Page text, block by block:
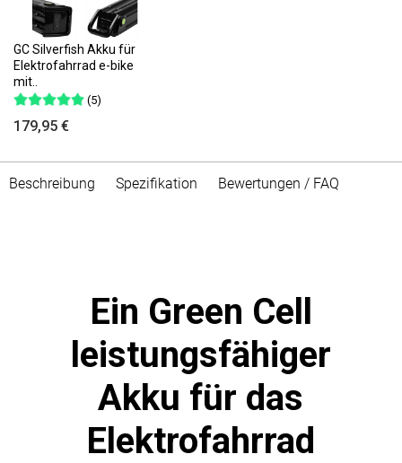
GC Silverfish Akku für
Elektrofahrrad e-bike
mit..
(5)
179,95 €
Beschreibung Spezifikation Bewertungen / FAQ
Ein Green Cell
leistungsfähiger
Akku für das
Elektrofahrrad